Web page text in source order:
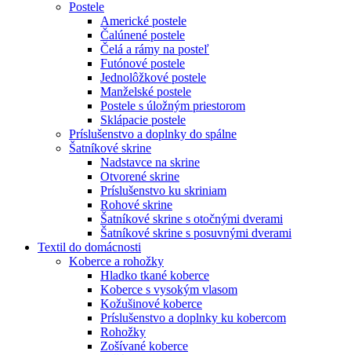
Postele
Americké postele
Čalúnené postele
Čelá a rámy na posteľ
Futónové postele
Jednolôžkové postele
Manželské postele
Postele s úložným priestorom
Sklápacie postele
Príslušenstvo a doplnky do spálne
Šatníkové skrine
Nadstavce na skrine
Otvorené skrine
Príslušenstvo ku skriniam
Rohové skrine
Šatníkové skrine s otočnými dverami
Šatníkové skrine s posuvnými dverami
Textil do domácnosti
Koberce a rohožky
Hladko tkané koberce
Koberce s vysokým vlasom
Kožušinové koberce
Príslušenstvo a doplnky ku kobercom
Rohožky
Zošívané koberce